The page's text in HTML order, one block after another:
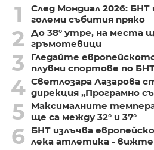
1
След Мондиал 2026:
големи събития пряко
2
До 38° утре, на места
гръмотевици
3
Гледайте
плувни спортове по
4 Светлозара Лазарова
дирекция „Програмно
5
Максималните
ще са между 32° и 37°
6
БНТ излъчва
лека атлетика -